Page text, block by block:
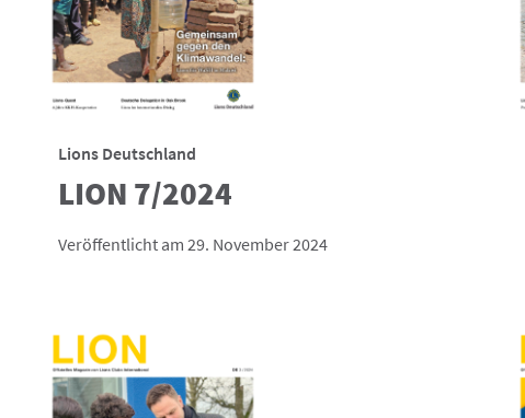
Lions Deutschland
LION 7/2024
Veröffentlicht am 29. November 2024